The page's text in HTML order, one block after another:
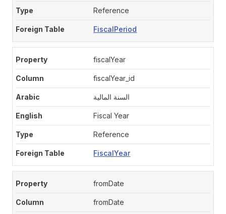
Reference
FiscalPeriod
fiscalYear
fiscalYear_id
السنة المالية
Fiscal Year
Reference
FiscalYear
fromDate
fromDate